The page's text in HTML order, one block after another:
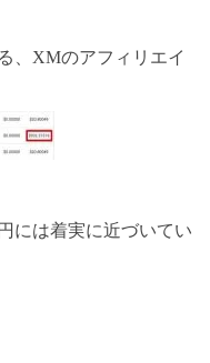
、XMのアフィリエイ
には着実に近づいてい